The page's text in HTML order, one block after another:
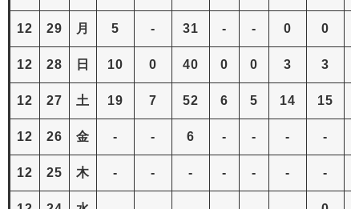
12 29 月 5 - 31 - - 0 0
12 28 日 10 0 40 0 0 3 3
12 27 土 19 7 52 6 5 14 15
12 26 金 - - 6 - - - -
12 25 木 - - - - - - -